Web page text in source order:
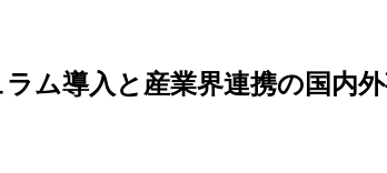
ム導入と産業界連携の国内